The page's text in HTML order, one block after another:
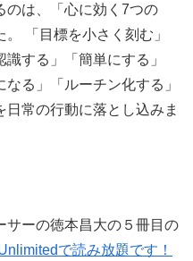
のは、「心に効く7つの
「目標を小さく刻む」
識する」「簡単にする」
なる」「ルーチン化する」
常の行動に落とし込みま
サーの徳本昌大の５冊目の
で読み放題です！